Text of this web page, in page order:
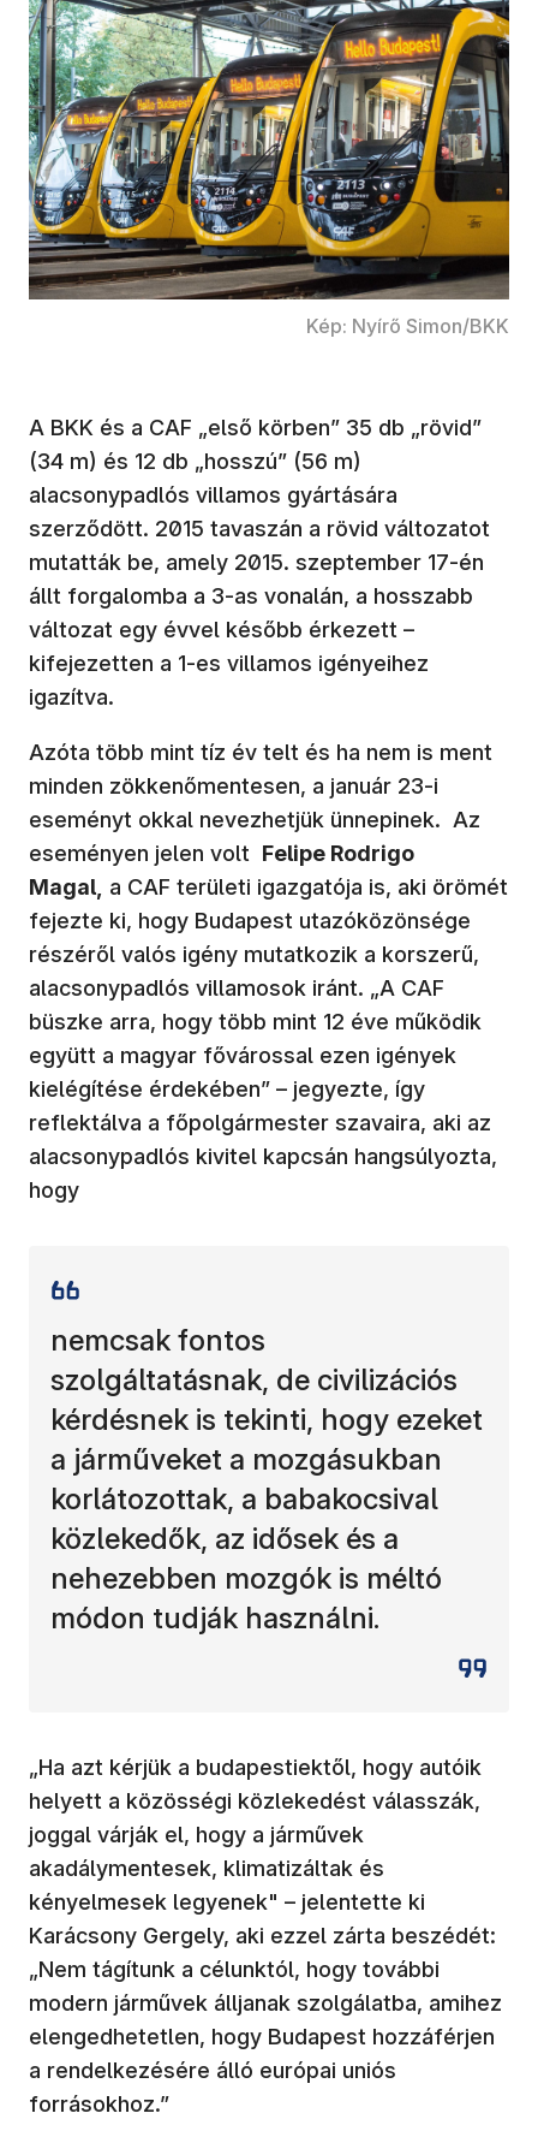
Kép: Nyírő Simon/BKK
A BKK és a CAF „első körben” 35 db „rövid”
(34 m) és 12 db „hosszú” (56 m)
alacsonypadlós villamos gyártására
szerződött. 2015 tavaszán a rövid változatot
mutatták be, amely 2015. szeptember 17-én
állt forgalomba a 3-as vonalán, a hosszabb
változat egy évvel később érkezett –
kifejezetten a 1-es villamos igényeihez
igazítva.
Azóta több mint tíz év telt és ha nem is ment
minden zökkenőmentesen, a január 23-i
eseményt okkal nevezhetjük ünnepinek. Az
eseményen jelen volt Felipe Rodrigo
Magal, a CAF területi igazgatója is, aki örömét
fejezte ki, hogy Budapest utazóközönsége
részéről valós igény mutatkozik a korszerű,
alacsonypadlós villamosok iránt. „A CAF
büszke arra, hogy több mint 12 éve működik
együtt a magyar fővárossal ezen igények
kielégítése érdekében” – jegyezte, így
reflektálva a főpolgármester szavaira, aki az
alacsonypadlós kivitel kapcsán hangsúlyozta,
hogy
nemcsak fontos
szolgáltatásnak, de civilizációs
kérdésnek is tekinti, hogy ezeket
a járműveket a mozgásukban
korlátozottak, a babakocsival
közlekedők, az idősek és a
nehezebben mozgók is méltó
módon tudják használni.
„Ha azt kérjük a budapestiektől, hogy autóik
helyett a közösségi közlekedést válasszák,
joggal várják el, hogy a járművek
akadálymentesek, klimatizáltak és
kényelmesek legyenek" – jelentette ki
Karácsony Gergely, aki ezzel zárta beszédét:
„Nem tágítunk a célunktól, hogy további
modern járművek álljanak szolgálatba, amihez
elengedhetetlen, hogy Budapest hozzáférjen
a rendelkezésére álló európai uniós
forrásokhoz.”